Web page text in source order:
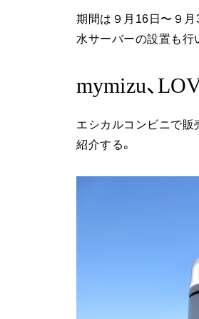
期間は９月16日〜９月
水サーバーの設置も行
mymizu、
エシカルコンビニで販
紹介する。